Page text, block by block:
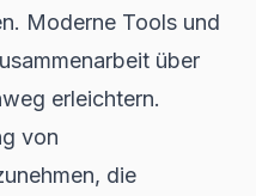
Moderne Tools und
über
erleichtern.
von
die